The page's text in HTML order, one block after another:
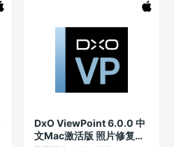
DxO ViewPoint 6.0.0 中
文Mac激活版 照片修复校